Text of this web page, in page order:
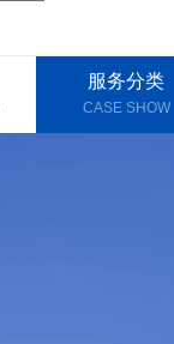
服务分类
CASE SHOW